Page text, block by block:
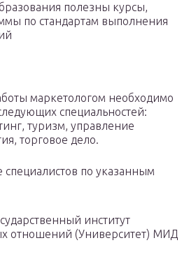
полезны курсы,
по стандартам выполнения
маркетологом необходимо
специальностей:
туризм, управление
торговое дело.
по указанным
институт
отношений (Университет) МИД